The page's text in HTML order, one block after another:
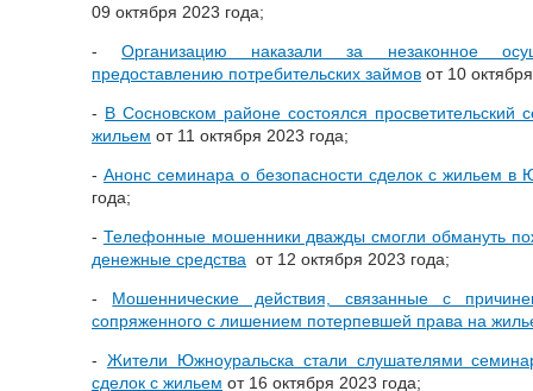
09 октября 2023 года;
-Организацию наказали за незаконное
предоставлению потребительских займов от 10
- В Сосновском районе состоялся просветительский
жильем от 11 октября 2023 года;
- Анонс семинара о безопасности сделок с жильем в
года;
- Телефонные мошенники дважды смогли обмануть
денежные средства от 12 октября 2023 года;
- Мошеннические действия, связанные с
сопряженного с лишением потерпевшей права на
- Жители Южноуральска стали слушателями
сделок с жильем от 16 октября 2023 года;